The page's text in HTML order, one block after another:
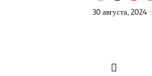
30 августа, 2024